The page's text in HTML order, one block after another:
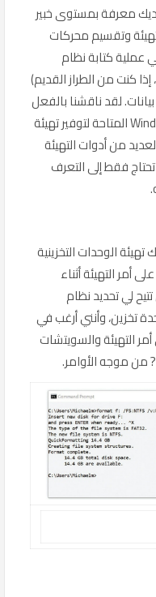
معرفة بمستوى خبير
وتقسيم محركات
عملية كتابة نظام
كنت من الطراز القديم)
لقد ناقشنا بالفعل
العديد من الأدوات المدمجة في Windows المتاحة لتوفير تهيئة
من أدوات التهيئة
فقط إلى التعرف
الوحدات التخزينية
يظهر الشكل 2 مثالًا على أمر التهيئة أثناء
لي تحديد نظام
تخزين، وأنني أرغب في
التهيئة والسويتشات